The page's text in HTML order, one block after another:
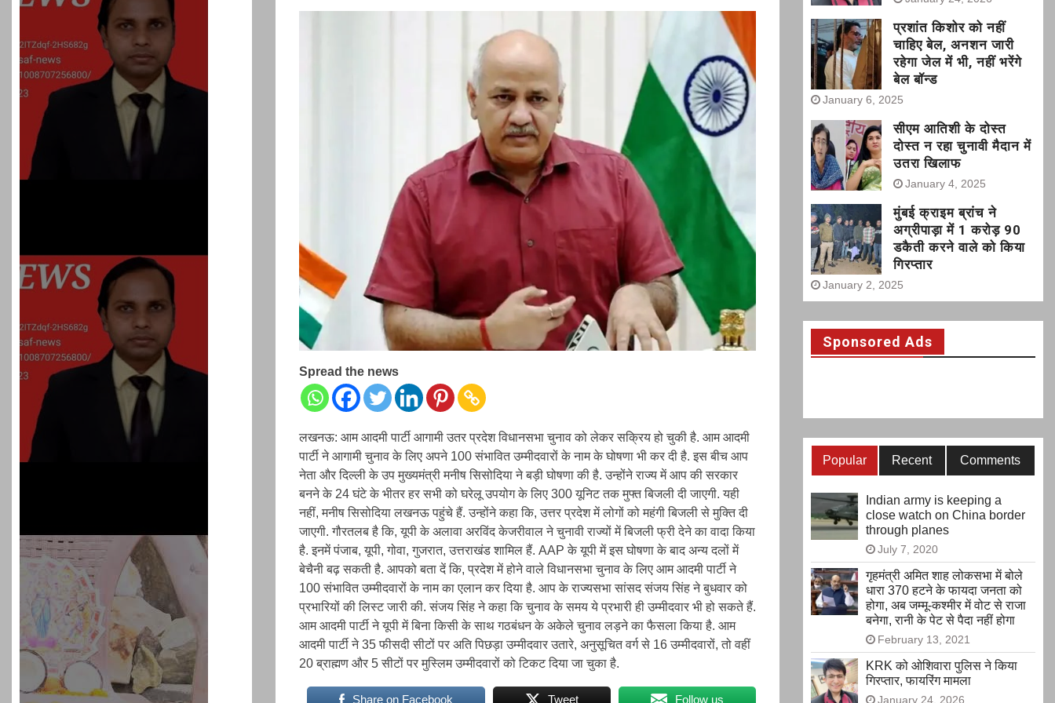
Spread the news
लखनऊ: आम आदमी पार्टी आगामी उतर प्रदेश विधानसभा चुनाव को लेकर सक्रिय हो चुकी है. आम आदमी
पार्टी ने आगामी चुनाव के लिए अपने 100 संभावित उम्मीदवारों के नाम के घोषणा भी कर दी है. इस बीच आप
नेता और दिल्ली के उप मुख्यमंत्री मनीष सिसोदिया ने बड़ी घोषणा की है. उन्होंने राज्य में आप की सरकार
बनने के 24 घंटे के भीतर हर सभी को घरेलू उपयोग के लिए 300 यूनिट तक मुफ्त बिजली दी जाएगी. यही
नहीं, मनीष सिसोदिया लखनऊ पहुंचे हैं. उन्होंने कहा कि, उत्तर प्रदेश में लोगों को महंगी बिजली से मुक्ति दी
जाएगी. गौरतलब है कि, यूपी के अलावा अरविंद केजरीवाल ने चुनावी राज्यों में बिजली फ्री देने का वादा किया
है. इनमें पंजाब, यूपी, गोवा, गुजरात, उत्तराखंड शामिल हैं. AAP के यूपी में इस घोषणा के बाद अन्य दलों में
बेचैनी बढ़ सकती है. आपको बता दें कि, प्रदेश में होने वाले विधानसभा चुनाव के लिए आम आदमी पार्टी ने
100 संभावित उम्मीदवारों के नाम का एलान कर दिया है. आप के राज्यसभा सांसद संजय सिंह ने बुधवार को
प्रभारियों की लिस्ट जारी की. संजय सिंह ने कहा कि चुनाव के समय ये प्रभारी ही उम्मीदवार भी हो सकते हैं.
आम आदमी पार्टी ने यूपी में बिना किसी के साथ गठबंधन के अकेले चुनाव लड़ने का फैसला किया है. आम
आदमी पार्टी ने 35 फीसदी सीटों पर अति पिछड़ा उम्मीदवार उतारे, अनुसूचित वर्ग से 16 उम्मीदवारों, तो वहीं
20 ब्राह्मण और 5 सीटों पर मुस्लिम उम्मीदवारों को टिकट दिया जा चुका है.
Share on Facebook Tweet Follow us
प्रशांत किशोर को नहीं
चाहिए बेल, अनशन जारी
रहेगा जेल में भी, नहीं भरेंगे
बेल बॉन्ड
January 6, 2025
सीएम आतिशी के दोस्त
दोस्त न रहा चुनावी मैदान में
उतरा खिलाफ
January 4, 2025
मुंबई क्राइम ब्रांच ने
अग्रीपाड़ा में 1 करोड़ 90
डकैती करने वाले को किया
गिरप्तार
January 2, 2025
Sponsored Ads
Popular Recent Comments
Indian army is keeping a
close watch on China border
through planes
July 7, 2020
गृहमंत्री अमित शाह लोकसभा में बोले
धारा 370 हटने के फायदा जनता को
होगा, अब जम्मू-कश्मीर में वोट से राजा
बनेगा, रानी के पेट से पैदा नहीं होगा
February 13, 2021
KRK को ओशिवारा पुलिस ने किया
गिरप्तार, फायरिंग मामला
January 24, 2026